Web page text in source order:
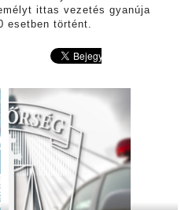
ittas vezetés gyanúja
esetben történt.